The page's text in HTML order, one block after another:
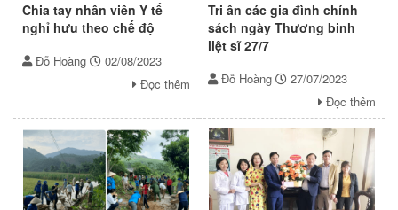
Chia tay nhân viên Y tế
nghỉ hưu theo chế độ
Đỗ Hoàng
02/08/2023
Đọc thêm
Tri ân các gia đình chính
sách ngày Thương binh
liệt sĩ 27/7
Đỗ Hoàng
27/07/2023
Đọc thêm